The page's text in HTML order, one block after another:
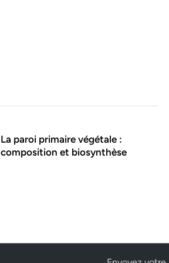
La paroi primaire végétale :
composition et biosynthèse